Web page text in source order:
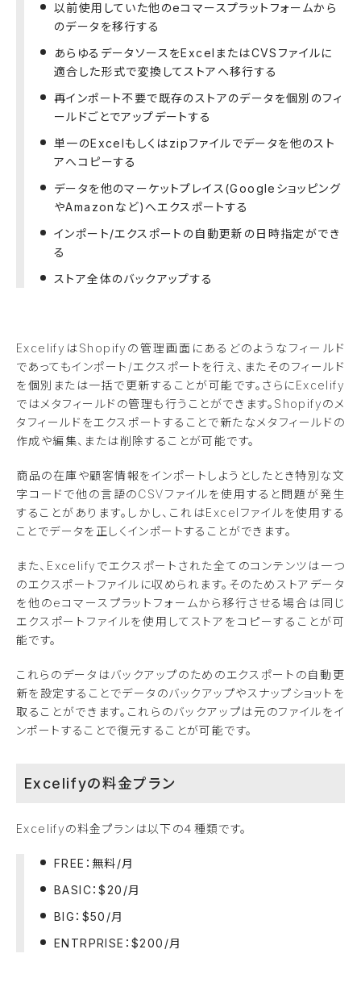
以前使用していた他のeコマースプラットフォームから
のデータを移行する
あらゆるデータソースをExcelまたはCVSファイルに
適合した形式で変換してストアへ移行する
再インポート不要で既存のストアのデータを個別のフィ
ールドごとでアップデートする
単一のExcelもしくはzipファイルでデータを他のスト
アへコピーする
データを他のマーケットプレイス(Googleショッピング
やAmazonなど)へエクスポートする
インポート/エクスポートの自動更新の日時指定ができ
る
ストア全体のバックアップする
ExcelifyはShopify の管理画面にあるどのようなフィールド
であってもインポート /エクスポートを行え、またそのフィールド
を個別または一括で更新することが可能です。さらにExcelify
ではメタフィールドの管理も行うことができます。 Shopifyのメ
タフィールドをエクスポートすることで新たなメタフィールドの
作成や編集、または削除することが可能です。
商品の在庫や顧客情報をインポートしようとしたとき特別な文
字コードで他の言語のCSVファイルを使用すると問題が発生
することがあります。しかし、これはExcel ファイルを使用する
ことでデータを正しくインポートすることができます。
また、 Excelify でエクスポートされた全てのコンテンツは一つ
のエクスポートファイルに収められます。そのためストアデータ
を他のeコマースプラットフォームから移行させる場合は同じ
エクスポートファイルを使用してストアをコピーすることが可
能です。
これらのデータはバックアップのためのエクスポートの自動更
新を設定することでデータのバックアップやスナップショットを
取ることができます。これらのバックアップは元のファイルをイ
ンポートすることで復元することが可能です。
Excelifyの料金プラン
Excelifyの料金プランは以下の４種類です。
FREE：無料/月
BASIC：$20/月
BIG：$50/月
ENTRPRISE：$200/月